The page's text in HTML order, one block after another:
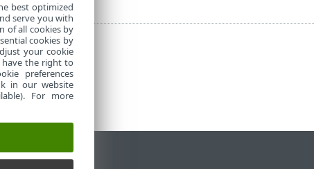
Portal区域支持
best optimized
serve you with
of all cookies by
cookies by
your cookie
have the right to
preferences
in our website
For more